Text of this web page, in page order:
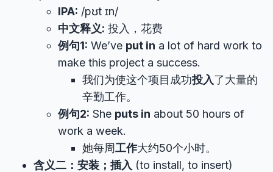
IPA: /pʊt ɪn/
中文释义: 投入，花费
例句1: We’ve put in a lot of hard work to
make this project a success.
我们为使这个项目成功投入了大量的
辛勤工作。
例句2: She puts in about 50 hours of
work a week.
她每周工作大约50个小时。
含义二：安装；插入 (to install, to insert)